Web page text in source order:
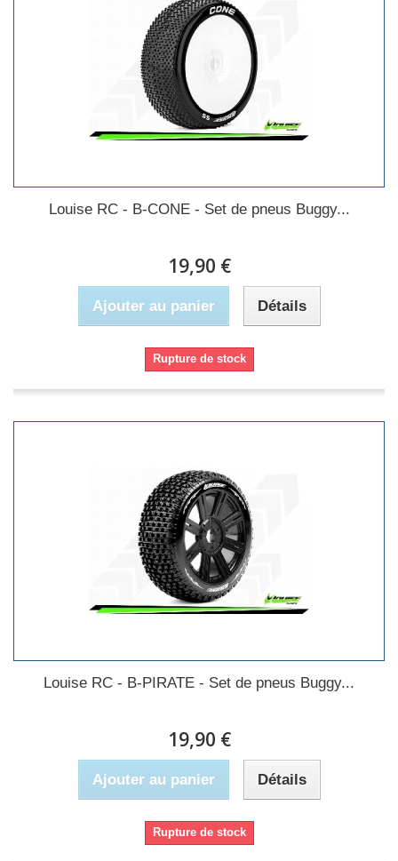
Louise RC - B-CONE - Set de pneus Buggy...
19,90 €
Ajouter au panier Détails
Rupture de stock
Louise RC - B-PIRATE - Set de pneus Buggy...
19,90 €
Ajouter au panier Détails
Rupture de stock